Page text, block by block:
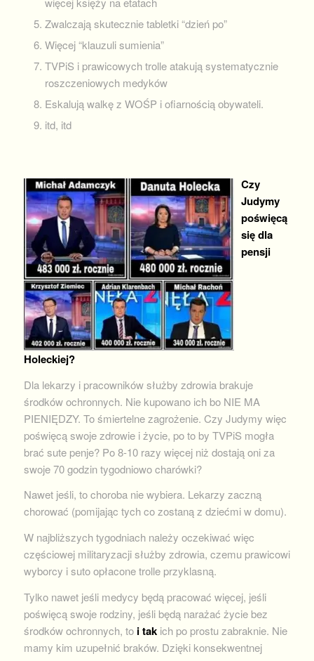
Zwalczają skutecznie tabletki “dzień po”
Więcej “klauzuli sumienia”
TVPiS i prawicowych trolle atakują systematycznie
roszczeniowych medyków
Eskalują walkę z WOŚP i ofiarnością obywateli.
itd, itd
Czy
Judymy
poświęcą
się dla
pensji
Holeckiej?
Dla lekarzy i pracowników służby zdrowia brakuje
środków ochronnych. Nie kupowano ich bo NIE MA
PIENIĘDZY. To śmiertelne zagrożenie. Czy Judymy więc
poświęcą swoje zdrowie i życie, po to by TVPiS mogła
brać sute penje? Po 8-10 razy więcej niż dostają oni za
swoje 70 godzin tygodniowo charówki?
Nawet jeśli, to choroba nie wybiera. Lekarzy zaczną
chorować (pomijając tych co zostaną z dziećmi w domu).
W najbliższych tygodniach należy oczekiwać więc
częściowej militaryzacji służby zdrowia, czemu prawicowi
wyborcy i suto opłacone trolle przyklasną.
Tylko nawet jeśli medycy będą pracować więcej, jeśli
poświęcą swoje rodziny, jeśli będą narażać życie bez
środków ochronnych, to i takich po prostu zabraknie. Nie
mamy kim uzupełnić braków. Dzięki konsekwentnej